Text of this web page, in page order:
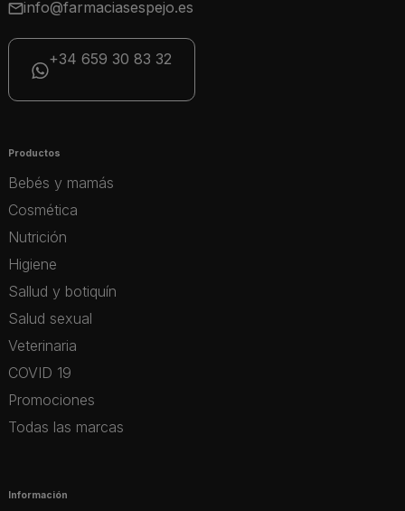
info@farmaciasespejo.es
+34 659 30 83 32
Productos
Bebés y mamás
Cosmética
Nutrición
Higiene
Sallud y botiquín
Salud sexual
Veterinaria
COVID 19
Promociones
Todas las marcas
Información